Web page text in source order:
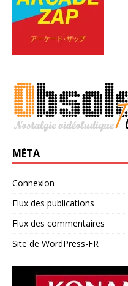
MÉTA
Connexion
Flux des publications
Flux des commentaires
Site de WordPress-FR